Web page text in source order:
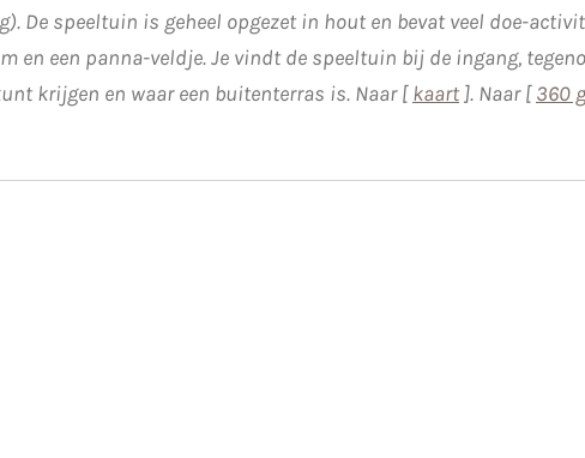
De speeltuin is geheel opgezet in hout en bevat veel doe-
en een panna-veldje. Je vindt de speeltuin bij de ingang,
krijgen en waar een buitenterras is. Naar [kaart]. Naar [360